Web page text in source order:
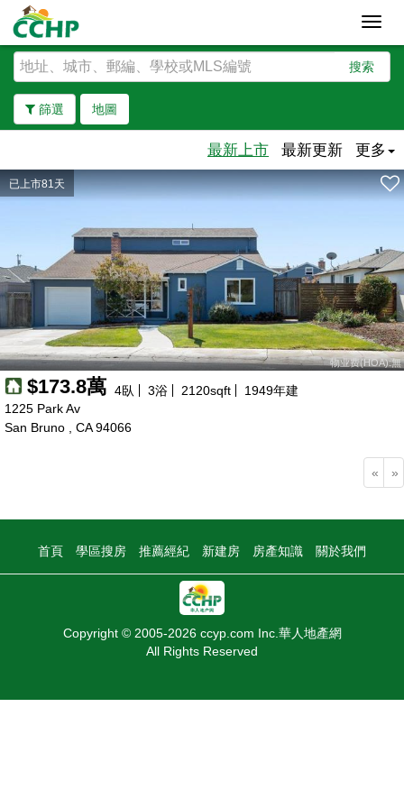
搜索
篩選 地圖
去除邊界
最新上市 最新更新 更多
已上市81天
物业费(HOA):無
$173.8萬 4臥 3浴 2120sqft 1949年建
1225 Park Av
San Bruno , CA 94066
« »
首頁 學區搜房 推薦經紀 新建房 房產知識 關於我們
Copyright © 2005-2026 ccyp.com Inc.華人地產網
All Rights Reserved